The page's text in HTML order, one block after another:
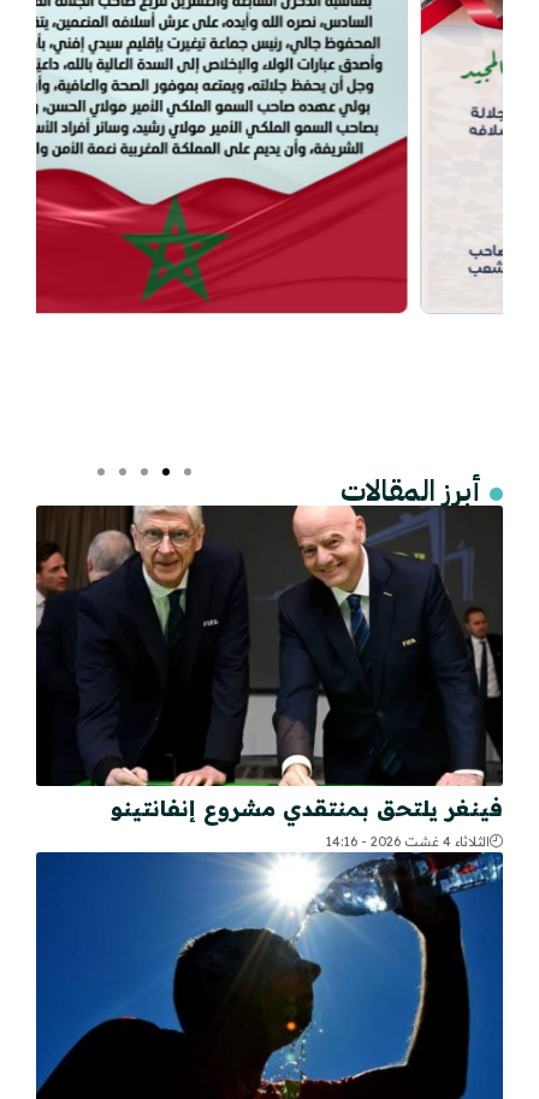
أبرز المقالات
فينغر يلتحق بمنتقدي مشروع إنفانتينو
الثلاثاء 4 غشت 2026 - 14:16